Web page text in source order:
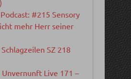
#215 Sensory
mehr Herr seiner
SZ 218
Unvernunft Live 171 –